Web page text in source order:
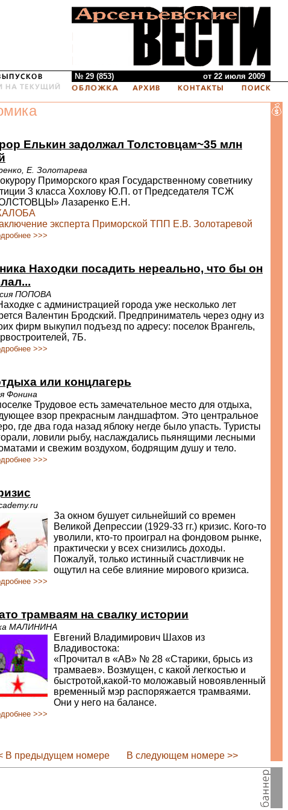
№ 29 (853) от 22 июля 2009
Елькин задолжал Толстовцам~35 млн
Е. Золотарева
Приморского края Государственному советнику
3 класса Хохлову Ю.П. от Председателя ТСЖ
Лазаренко Е.Н.
эксперта Приморской ТПП Е.В. Золотаревой
>>>
Находки посадить нереально, что бы он
ПОПОВА
с администрацией города уже несколько лет
Валентин Бродский. Предприниматель через одну из
фирм выкупил подъезд по адресу: поселок Врангель,
7Б.
>>>
или концлагерь
Фонина
Трудовое есть замечательное место для отдыха,
взор прекрасным ландшафтом. Это центральное
где два года назад яблоку негде было упасть. Туристы
ловили рыбу, наслаждались пьянящими лесными
и свежим воздухом, бодрящим душу и тело.
>>>
За окном бушует сильнейший со времен
Великой Депрессии (1929-33 гг.) кризис. Кого-то
уволили, кто-то проиграл на фондовом рынке,
практически у всех снизились доходы.
Пожалуй, только истинный счастливчик не
ощутил на себе влияние мирового кризиса.
>>>
трамваям на свалку истории
МАЛИНИНА
Евгений Владимирович Шахов из
Владивостока:
«Прочитал в «АВ» № 28 «Старики, брысь из
трамваев». Возмущен, с какой легкостью и
быстротой,какой-то моложавый новоявленный
временный мэр распоряжается трамваями.
Они у него на балансе.
>>>
В предыдущем номере В следующем номере >>